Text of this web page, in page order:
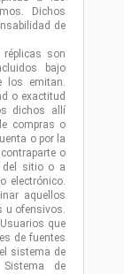
Dichos
de
son
bajo
los emitan.
o exactitud
dichos allí
compras o
o por la
o
del sitio o a
electrónico.
aquellos
u ofensivos.
que
de fuentes
sistema de
de